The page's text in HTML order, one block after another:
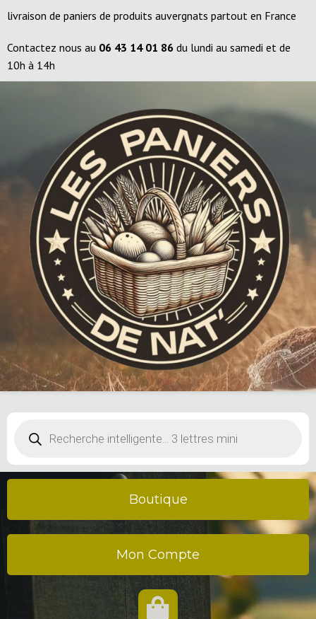
livraison de paniers de produits auvergnats partout en France
Contactez nous au 06 43 14 01 86 du lundi au samedi et de
10h à 14h
produits
Boutique
Mon Compte